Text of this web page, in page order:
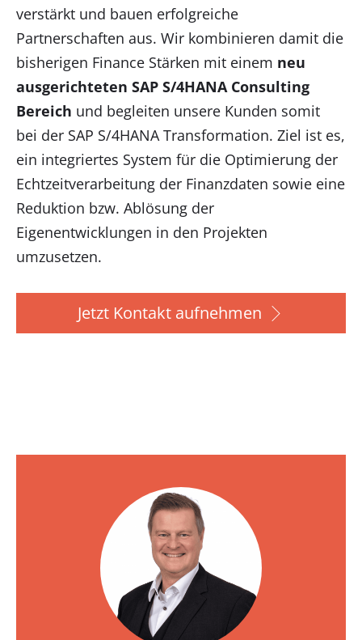
verstärkt und bauen erfolgreiche
Partnerschaften aus. Wir kombinieren damit die
bisherigen Finance Stärken mit einem neu
ausgerichteten SAP S/4HANA Consulting
Bereich und begleiten unsere Kunden somit
bei der SAP S/4HANA Transformation. Ziel ist es,
ein integriertes System für die Optimierung der
Echtzeitverarbeitung der Finanzdaten sowie eine
Reduktion bzw. Ablösung der
Eigenentwicklungen in den Projekten
umzusetzen.
Jetzt Kontakt aufnehmen